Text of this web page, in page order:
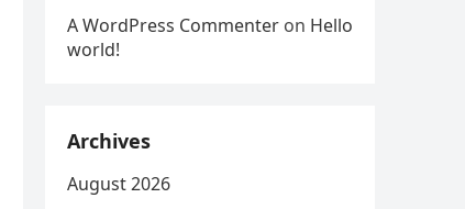
A WordPress Commenter on Hello
world!
Archives
August 2026